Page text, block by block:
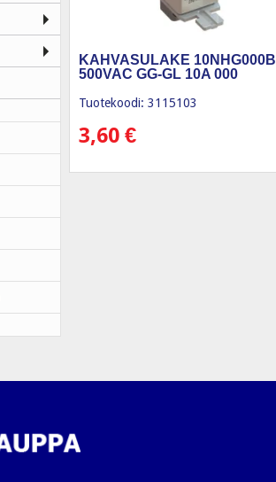
KAHVASULAKE 10NHG000B
500VAC GG-GL 10A 000
Tuotekoodi: 3115103
3,60 €